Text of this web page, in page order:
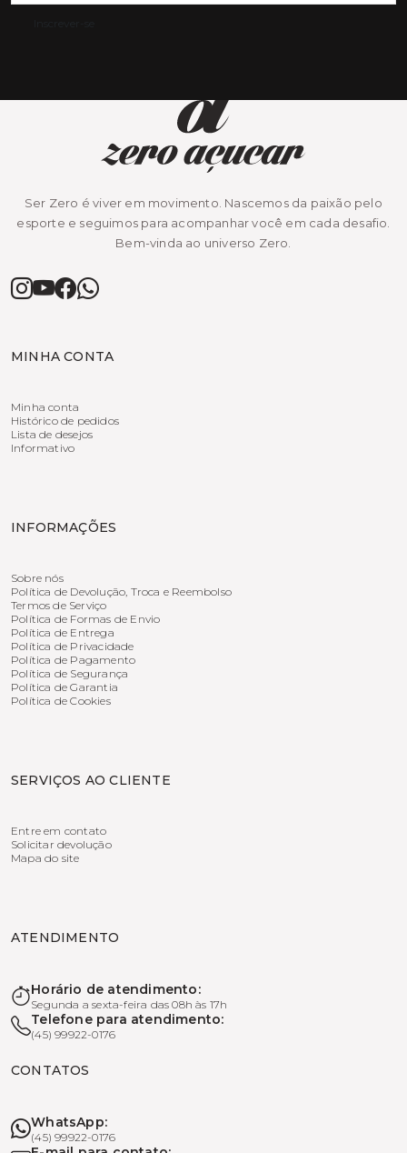
Ser Zero é viver em movimento. Nascemos da paixão pelo
esporte e seguimos para acompanhar você em cada desafio.
Bem-vinda ao universo Zero.
MINHA CONTA
Minha conta
Histórico de pedidos
Lista de desejos
Informativo
INFORMAÇÕES
Sobre nós
Política de Devolução, Troca e Reembolso
Termos de Serviço
Política de Formas de Envio
Política de Entrega
Política de Privacidade
Política de Pagamento
Política de Segurança
Política de Garantia
Política de Cookies
SERVIÇOS AO CLIENTE
Entre em contato
Solicitar devolução
Mapa do site
ATENDIMENTO
Horário de atendimento:
Segunda a sexta-feira das 08h às 17h
Telefone para atendimento:
(45) 99922-0176
CONTATOS
WhatsApp:
(45) 99922-0176